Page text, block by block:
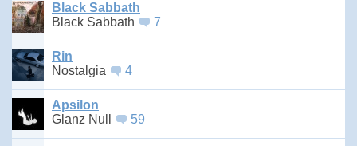
Black Sabbath
Black Sabbath
7
Rin
Nostalgia
4
Apsilon
Glanz Null
59